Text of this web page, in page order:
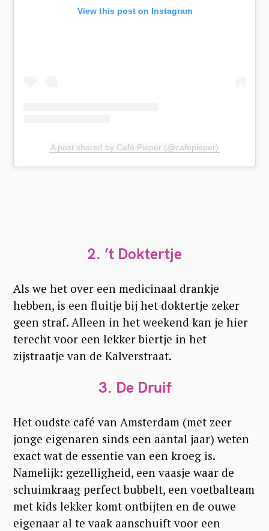
View this post on Instagram
A post shared by Café Pieper (@cafepieper)
2. ’t Doktertje
Als we het over een medicinaal drankje
hebben, is een fluitje bij het doktertje zeker
geen straf. Alleen in het weekend kan je hier
terecht voor een lekker biertje in het
zijstraatje van de Kalverstraat.
3. De Druif
Het oudste café van Amsterdam (met zeer
jonge eigenaren sinds een aantal jaar) weten
exact wat de essentie van een kroeg is.
Namelijk: gezelligheid, een vaasje waar de
schuimkraag perfect bubbelt, een voetbalteam
met kids lekker komt ontbijten en de ouwe
eigenaar al te vaak aanschuift voor een